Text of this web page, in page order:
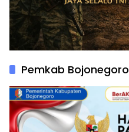
Pemkab Bojonegoro